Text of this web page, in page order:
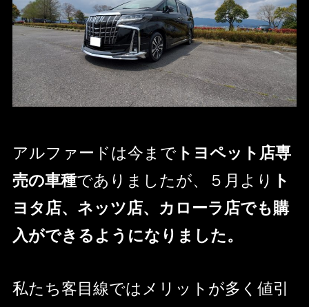
アルファードは今までトヨペット店専
売の車種でありましたが、５月より
ト
ヨタ店、ネッツ店、カローラ店でも購
入ができるようになりました。
私たち客目線ではメリットが多く値引